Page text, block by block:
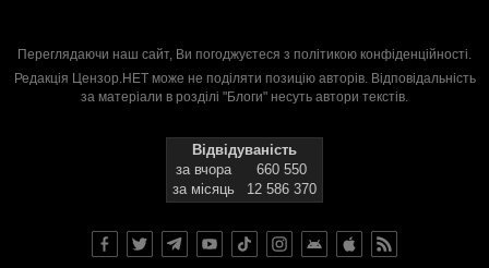
Переглядаючи наш сайт, Ви погоджуєтеся з політикою конфіденційності.
Редакція Цензор.НЕТ може не поділяти позицію авторів. Відповідальність
за матеріали в розділі "Блоги" несуть автори текстів.
Відвідуваність
за вчора
660 550
за місяць
12 586 370